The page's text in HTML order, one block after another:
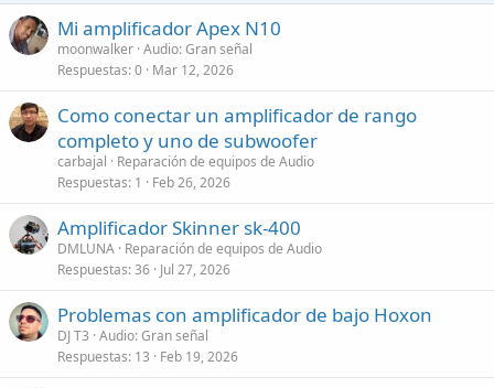
Mi amplificador Apex N10
moonwalker Audio: Gran señal
Respuestas 0 Mar 12, 2026
Como conectar un amplificador de rango
completo y uno de subwoofer
carbajal
Reparación de equipos de Audio
Respuestas 1 Feb 26, 2026
Amplificador Skinner sk-400
DMLUNA Reparación de equipos de Audio
Respuestas 36 Jul 27, 2026
Problemas con amplificador de bajo Hoxon
DJ T3 Audio: Gran señal
Respuestas 13 Feb 19, 2026